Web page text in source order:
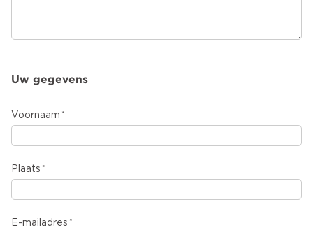
Uw gegevens
Voornaam
Plaats
E-mailadres